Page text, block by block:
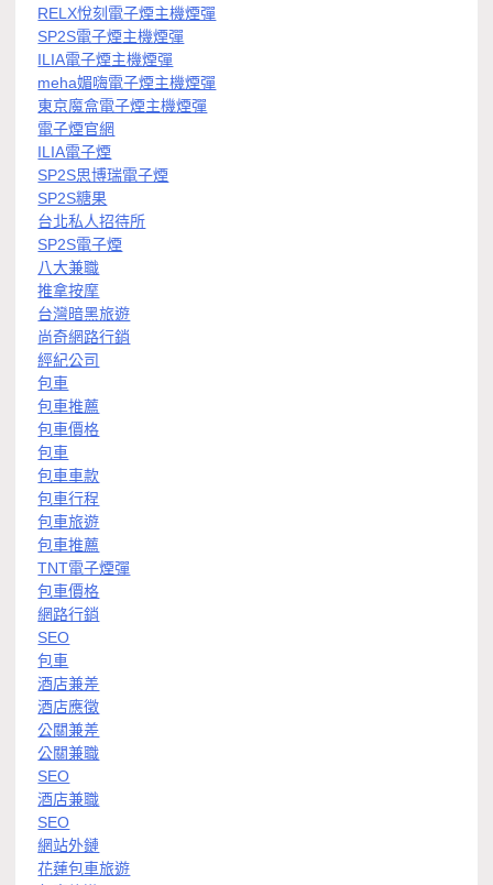
RELX悅刻電子煙主機煙彈
SP2S電子煙主機煙彈
ILIA電子煙主機煙彈
meha媚嗨電子煙主機煙彈
東京魔盒電子煙主機煙彈
電子煙官網
ILIA電子煙
SP2S思博瑞電子煙
SP2S糖果
台北私人招待所
SP2S電子煙
八大兼職
推拿按摩
台灣暗黑旅遊
尚奇網路行銷
經紀公司
包車
包車推薦
包車價格
包車
包車車款
包車行程
包車旅遊
包車推薦
TNT電子煙彈
包車價格
網路行銷
SEO
包車
酒店兼差
酒店應徵
公關兼差
公關兼職
SEO
酒店兼職
SEO
網站外鏈
花蓮包車旅遊